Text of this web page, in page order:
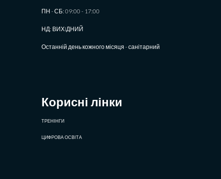
ПН - СБ: 09:00 - 17:00
НД: ВИХIДНИЙ
Останній день кожного місяця - санітарний
Корисні лінки
ТРЕНІНГИ
ЦИФРОВА ОСВІТА